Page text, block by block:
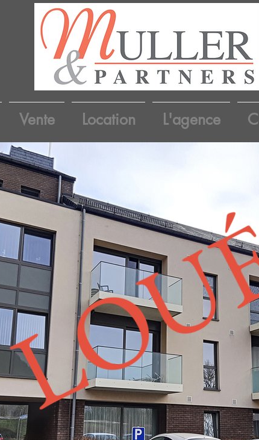
Vente Location L'agence